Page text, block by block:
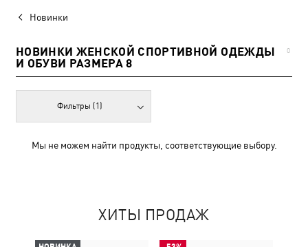
Новинки
НОВИНКИ ЖЕНСКОЙ СПОРТИВНОЙ ОДЕЖДЫ
И ОБУВИ РАЗМЕРА 8
0
Фильтры (1)
Мы не можем найти продукты, соответствующие выбору.
ХИТЫ ПРОДАЖ